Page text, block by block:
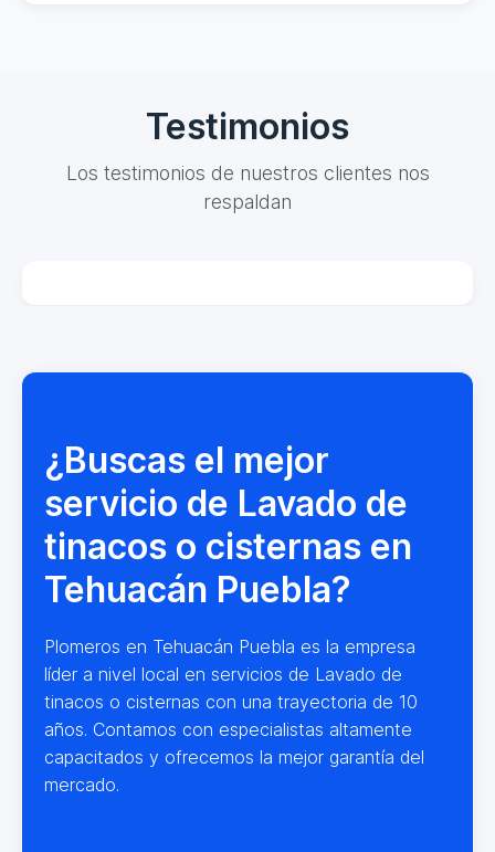
Testimonios
Los testimonios de nuestros clientes nos
respaldan
¿Buscas el mejor
servicio de Lavado de
tinacos o cisternas en
Tehuacán Puebla?
Plomeros en Tehuacán Puebla es la empresa
líder a nivel local en servicios de Lavado de
tinacos o cisternas con una trayectoria de 10
años. Contamos con especialistas altamente
capacitados y ofrecemos la mejor garantía del
mercado.